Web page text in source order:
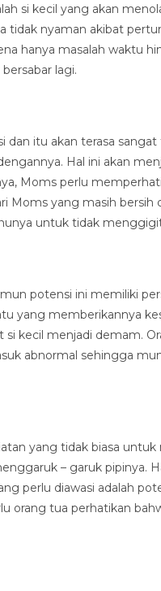
si kecil yang akan
tidak nyaman akibat
hanya masalah waktu
lagi.
dan itu akan terasa
Hal ini akan
Moms perlu
yang masih bersih
untuk tidak
potensi ini memiliki
yang memberikannya
kecil menjadi demam.
abnormal sehingga
yang tidak biasa
– garuk pipinya.
perlu diawasi adalah
orang tua perhatikan